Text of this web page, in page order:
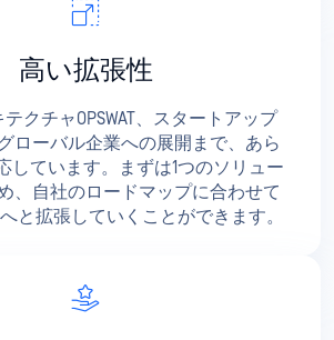
高い拡張性
テクチャOPSWAT、スタートアップ
ローバル企業への展開まで、あら
しています。まずは1つのソリュー
、自社のロードマップに合わせて
へと拡張していくことができます。